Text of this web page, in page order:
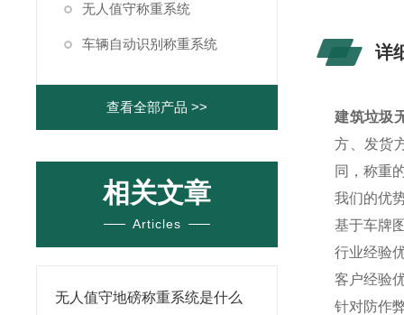
无人值守称重系统
车辆自动识别称重系统
查看全部产品 >>
相关文章
Articles
无人值守地磅称重系统是什么
详
建筑垃圾
方、发货
同，称重
我们的优
基于车牌
行业经验
客户经验
针对防作